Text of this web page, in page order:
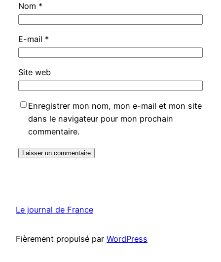
Nom *
E-mail *
Site web
Enregistrer mon nom, mon e-mail et mon site
dans le navigateur pour mon prochain
commentaire.
Le journal de France
Fièrement propulsé par WordPress